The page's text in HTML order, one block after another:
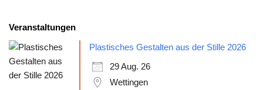
Veranstaltungen
Plastisches Gestalten aus der Stille 2026
29 Aug. 26
Wettingen